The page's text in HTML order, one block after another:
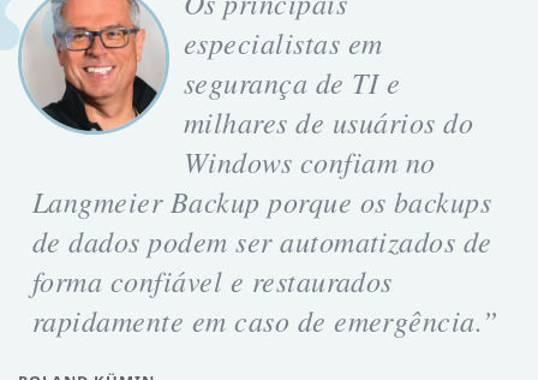
especialistas em
segurança de TI e
milhares de usuários do
Windows confiam no
Langmeier Backup porque os backups
de dados podem ser automatizados de
forma confiável e restaurados
rapidamente em caso de emergência.”